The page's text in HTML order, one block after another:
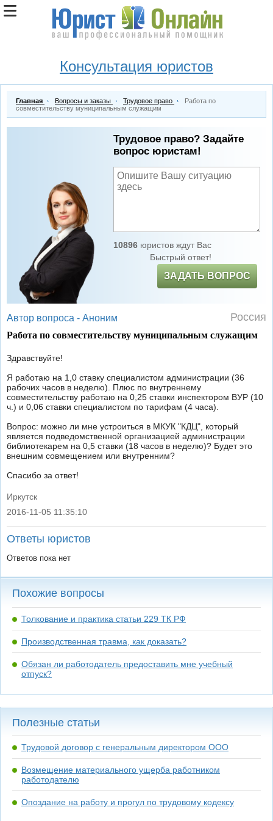
Консультация юристов
Главная Вопросы и заказы Трудовое право
Работа по
совместительству муниципальным служащим
Трудовое право? Задайте
вопрос юристам!
10896юристов ждут Вас
Быстрый ответ!
ЗАДАТЬ ВОПРОС
Автор вопроса - Аноним Россия
Работа по совместительству муниципальным служащим
Здравствуйте!
Я работаю на 1,0 ставку специалистом администрации (36
рабочих часов в неделю). Плюс по внутреннему
совместительству работаю на 0,25 ставки инспектором ВУР (10
ч.) и 0,06 ставки специалистом по тарифам (4 часа).
Вопрос: можно ли мне устроиться в МКУК "КДЦ", который
является подведомственной организацией администрации
библиотекарем на 0,5 ставки (18 часов в неделю)? Будет это
внешним совмещением или внутренним?
Спасибо за ответ!
Иркутск
|
2016-11-05 11:35:10
Ответы юристов
Ответов пока нет
Похожие вопросы
Толкование и практика статьи 229 ТК РФ
Производственная травма, как доказать?
Обязан ли работодатель предоставить мне учебный
отпуск?
Полезные статьи
Трудовой договор с генеральным директором ООО
Возмещение материального ущерба работником
работодателю
Опоздание на работу и прогул по трудовому кодексу